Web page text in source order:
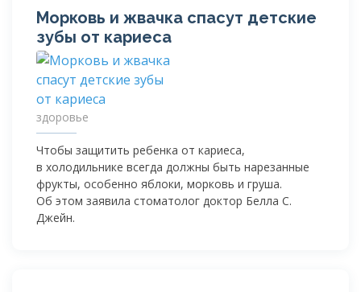
Морковь и жвачка спасут детские
зубы от кариеса
здоровье
Чтобы защитить ребенка от кариеса,
в холодильнике всегда должны быть нарезанные
фрукты, особенно яблоки, морковь и груша.
Об этом заявила стоматолог доктор Белла С.
Джейн.